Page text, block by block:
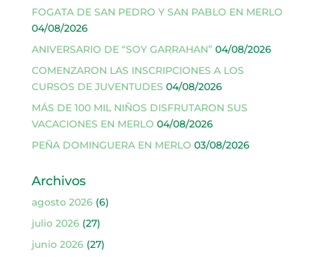
FOGATA DE SAN PEDRO Y SAN PABLO EN MERLO
04/08/2026
ANIVERSARIO DE “SOY GARRAHAN” 04/08/2026
COMENZARON LAS INSCRIPCIONES A LOS
CURSOS DE JUVENTUDES 04/08/2026
MÁS DE 100 MIL NIÑOS DISFRUTARON SUS
VACACIONES EN MERLO 04/08/2026
PEÑA DOMINGUERA EN MERLO 03/08/2026
Archivos
agosto 2026(6)
julio 2026(27)
junio 2026(27)